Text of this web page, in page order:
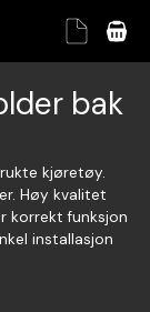
bak
kjøretøy.
Høy kvalitet
korrekt funksjon
installasjon